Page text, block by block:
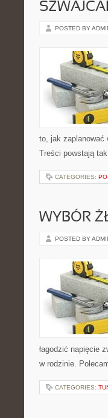
POSTED BY
to, jak zaplanować
Treści powstają
CATEGORIES:
WYBÓR
POSTED BY
łagodzić napięcie
w rodzinie.
CATEGORIES: